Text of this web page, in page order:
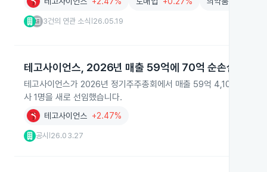
3건의 연관 소식 26.05.19
테고사이언스, 2026년 매출 59억에 70억 순손실 보고
테고사이언스가 2026년 정기주주총회에서 매출 59억 4,100만 원,
사 1명을 새로 선임했습니다.
테고사이언스 +2.47%
공시 26.03.27